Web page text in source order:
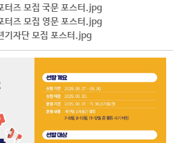
터즈 모집 국문 포스터.jpg
터즈 모집 영문 포스터.jpg
기자단 모집 포스터.jpg